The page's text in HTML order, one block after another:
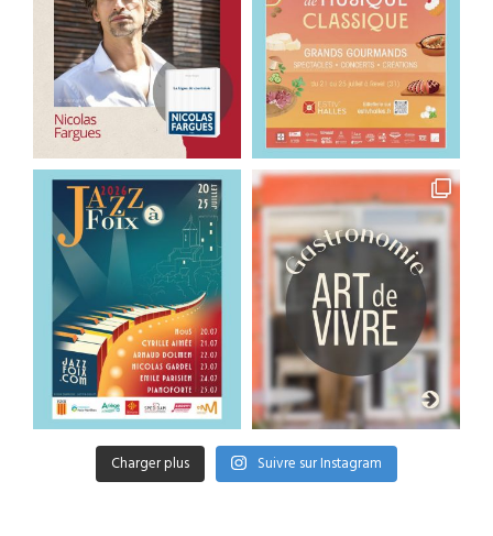
Charger plus Suivre sur Instagram